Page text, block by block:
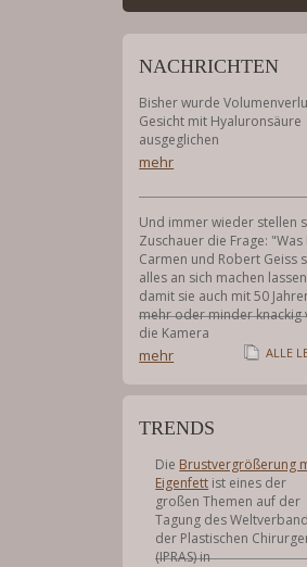
Menu
NACHRICHTEN
Bisher wurde
Gesicht mit Hyaluronsäure
ausgeglichen
mehr
Und immer wieder stellen
Zuschauer die Frage: "Was
Carmen und Robert Geiss
alles an sich machen
damit sie auch mit 50
mehr oder minder knackig
die Kamera
mehr ALLE
TRENDS
Die Brustvergrößerung
Eigenfett ist eines der
großen Themen auf der
Tagung des
der Plastischen
(IPRAS) in